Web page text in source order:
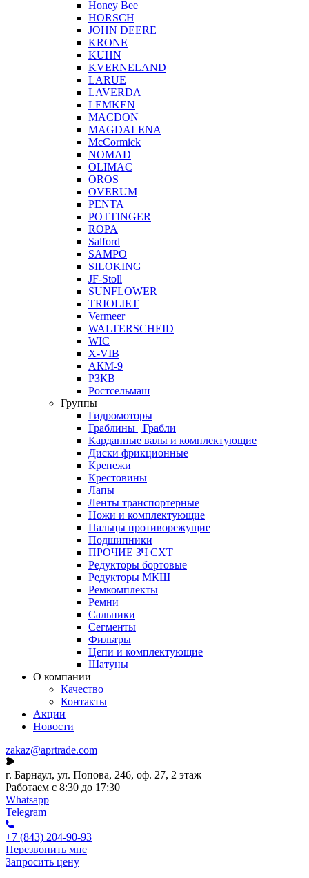
Honey Bee
HORSCH
JOHN DEERE
KRONE
KUHN
KVERNELAND
LARUE
LAVERDA
LEMKEN
MACDON
MAGDALENA
McCormick
NOMAD
OLIMAC
OROS
OVERUM
PENTA
POTTINGER
ROPA
Salford
SAMPO
SILOKING
JF-Stoll
SUNFLOWER
TRIOLIET
Vermeer
WALTERSCHEID
WIC
X-VIB
АКМ-9
РЗКВ
Ростсельмаш
Группы
Гидромоторы
Граблины | Грабли
Карданные валы и комплектующие
Диски фрикционные
Крепежи
Крестовины
Лапы
Ленты транспортерные
Ножи и комплектующие
Пальцы противорежущие
Подшипники
ПРОЧИЕ ЗЧ СХТ
Редукторы бортовые
Редукторы МКШ
Ремкомплекты
Ремни
Сальники
Сегменты
Фильтры
Цепи и комплектующие
Шатуны
О компании
Качество
Контакты
Акции
Новости
zakaz@aprtrade.com
г. Барнаул, ул. Попова, 246, оф. 27, 2 этаж
Работаем с 8:30 до 17:30
Whatsapp
Telegram
+7 (843) 204-90-93
Перезвонить мне
Запросить цену